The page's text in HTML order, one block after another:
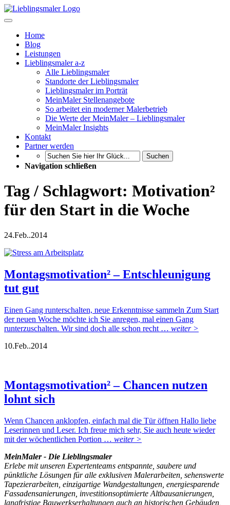
Home
Blog
Leistungen
Lieblingsmaler a-z
Alle Lieblingsmaler
Standorte der Lieblingsmaler
Lieblingsmaler im Porträt
MeinMaler Stellenangebote
So arbeitet ein moderner Malerbetrieb
Die Werte der MeinMaler – Lieblingsmaler
MeinMaler Insights
Kontakt
Partner werden
Suchen
Navigation schließen
Tag / Schlagwort: Motivation²
für den Start in die Woche
24.Feb..2014
Montagsmotivation² – Entschleunigung
tut gut
Einen Gang runterschalten, neue Erkenntnisse sammeln Zum Start
der neuen Woche möchte ich Sie anregen, mal einen Gang
runterzuschalten. Wir sind doch alle schon recht … weiter >
10.Feb..2014
Montagsmotivation² – Chancen nutzen
lohnt sich
Wenn Chancen anklopfen, einfach mal die Tür öffnen Hallo liebe
Leserinnen und Leser. Ich freue mich sehr, Sie auch heute wieder
mit der wöchentlichen Portion … weiter >
MeinMaler - Die Lieblingsmaler
Erlebe mit unseren Expertenteams entspannte, saubere und
pünktliche Lösungen für alle exklusiven Malerarbeiten, sehenswerte
Tapezierarbeiten, einzigartige Wandgestaltungen, energiesparende
Fassadensanierungen, investitionsoptimierte Altbausanierungen,
langfristige Bauwerkserhaltungen auch an historischen Gebäuden,